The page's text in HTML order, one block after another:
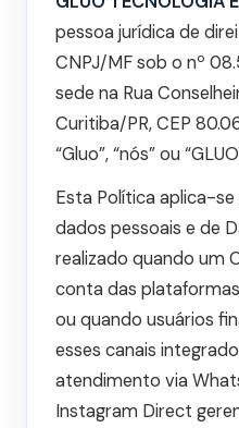
pessoa jurídica de
CNPJ/MF sob o nº
sede na Rua
Curitiba/PR, CEP
“Gluo”, “nós” ou
Esta Política aplica-
dados pessoais e de
realizado quando um
conta das
ou quando usuários
esses canais
atendimento via
Instagram Direct